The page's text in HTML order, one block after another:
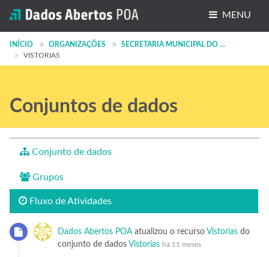
MENU
Conjuntos de dados
Organizações
INÍCIO ORGANIZAÇÕES
SECRETARIA MUNICIPAL DO ...
VISTORIAS
Conjuntos de dados
Conjunto de dados
Grupos
Fluxo de Atividades
Dados Abertos POAatualizou o recurso Vistorias do
conjunto de dados Vistorias há 11 meses